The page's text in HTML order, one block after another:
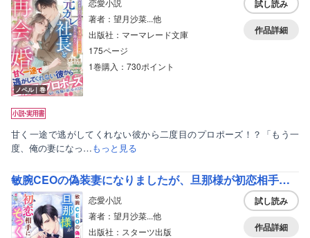
ノベル｜巻
恋愛小説
著者：望月沙菜...他
出版社：マーマレード文庫
175ページ
1巻購入：730ポイント
試し読み
作品詳細
甘く一途で逃がしてくれない彼から二度目のプロポーズ！？「もう一
度、俺の妻になっ…もっと見る
敏腕CEOの偽装妻になりましたが、旦那様が初恋相手にそっくりで心が持ちません！
恋愛小説
著者：望月沙菜...他
出版社：スターツ出版
試し読み
作品詳細